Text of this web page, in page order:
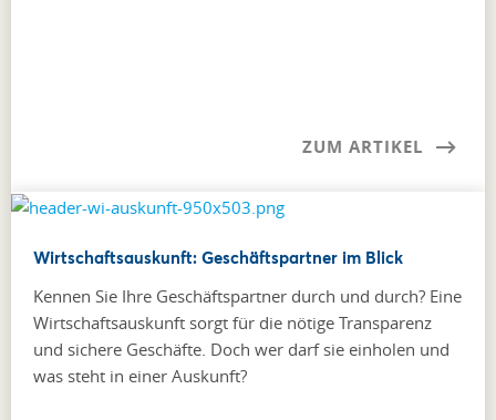
ZUM ARTIKEL
Wirtschaftsauskunft: Geschäftspartner im Blick
Kennen Sie Ihre Geschäftspartner durch und durch? Eine
Wirtschaftsauskunft sorgt für die nötige Transparenz
und sichere Geschäfte. Doch wer darf sie einholen und
was steht in einer Auskunft?